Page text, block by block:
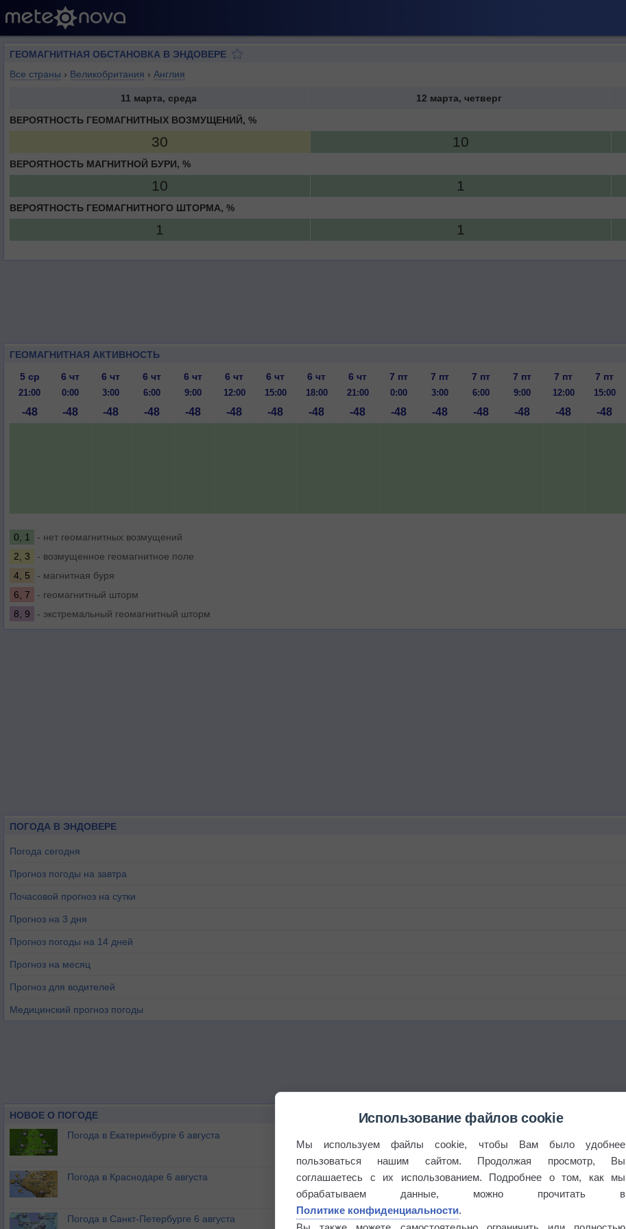
ГЕОМАГНИТНАЯ ОБСТАНОВКА В ЭНДОВЕРЕ
Все страны › Великобритания › Англия
11 марта, среда 12 марта, четверг
ВЕРОЯТНОСТЬ ГЕОМАГНИТНЫХ ВОЗМУЩЕНИЙ, %
30 10
ВЕРОЯТНОСТЬ МАГНИТНОЙ БУРИ, %
10 1
ВЕРОЯТНОСТЬ ГЕОМАГНИТНОГО ШТОРМА, %
1 1
ГЕОМАГНИТНАЯ АКТИВНОСТЬ
5 ср
6 чт 6 чт 6 чт 6 чт 6 чт 6 чт 6 чт 6 чт 7 пт 7 пт 7 пт 7 пт 7 пт 7 пт
21:00 0:00 3:00 6:00 9:00 12:00 15:00 18:00 21:00 0:00 3:00 6:00 9:00 12:00 15:00
-48 -48 -48 -48 -48 -48 -48 -48 -48 -48 -48 -48 -48 -48 -48
0, 1
- нет геомагнитных возмущений
2, 3
- возмущенное геомагнитное поле
4, 5
- магнитная буря
6, 7
- геомагнитный шторм
8, 9
- экстремальный геомагнитный шторм
ПОГОДА В ЭНДОВЕРЕ
Погода сегодня
Прогноз погоды на завтра
Почасовой прогноз на сутки
Прогноз на 3 дня
Прогноз погоды на 14 дней
Прогноз на месяц
Прогноз для водителей
Медицинский прогноз погоды
НОВОЕ О ПОГОДЕ
Погода в Екатеринбурге 6 августа
Погода в Краснодаре 6 августа
Погода в Санкт-Петербурге 6 августа
Использование файлов cookie
Мы используем файлы cookie, чтобы Вам было удобнее
пользоваться нашим сайтом. Продолжая просмотр, Вы
соглашаетесь с их использованием. Подробнее о том, как мы
обрабатываем данные, можно прочитать в
Политике конфиденциальности.